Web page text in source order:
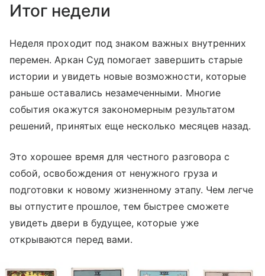
Итог недели
Неделя проходит под знаком важных внутренних
перемен. Аркан Суд помогает завершить старые
истории и увидеть новые возможности, которые
раньше оставались незамеченными. Многие
события окажутся закономерным результатом
решений, принятых еще несколько месяцев назад.
Это хорошее время для честного разговора с
собой, освобождения от ненужного груза и
подготовки к новому жизненному этапу. Чем легче
вы отпустите прошлое, тем быстрее сможете
увидеть двери в будущее, которые уже
открываются перед вами.